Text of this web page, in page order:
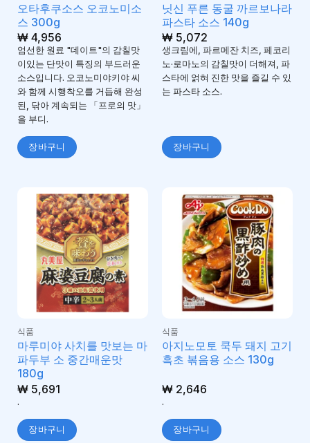
오타후쿠소스 오코노미소
스 300g
₩4,956
엄선한 원료 "데이트"의 감칠맛
이있는 단맛이 특징의 부드러운
소스입니다. 오코노미야키야 씨
와 함께 시행착오를 거듭해 완성
된, 닦아 계속되는 「프로의 맛」
을 부디.
장바구니
닛신 푸른 동굴 까르보나라
파스타 소스 140g
₩5,072
생크림에, 파르메잔 치즈, 페코리
노·로마노의 감칠맛이 더해져, 파
스타에 얽혀 진한 맛을 즐길 수 있
는 파스타 소스.
장바구니
식품
마루미야 사치를 맛보는 마
파두부 소 중간매운맛
180g
₩5,691
.
장바구니
식품
아지노모토 쿡두 돼지 고기
흑초 볶음용 소스 130g
₩2,646
.
장바구니